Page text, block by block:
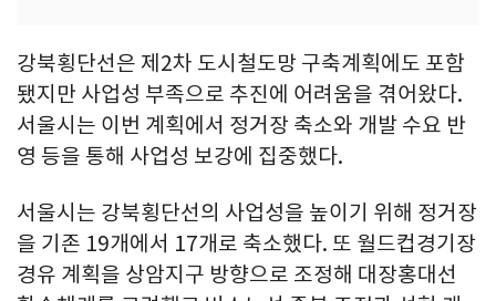
강북횡단선은 제2차 도시철도망 구축계획에도 포함
됐지만 사업성 부족으로 추진에 어려움을 겪어왔다.
서울시는 이번 계획에서 정거장 축소와 개발 수요 반
영 등을 통해 사업성 보강에 집중했다.
서울시는 강북횡단선의 사업성을 높이기 위해 정거장
을 기존 19개에서 17개로 축소했다. 또 월드컵경기장
경유 계획을 상암지구 방향으로 조정해 대장홍대선